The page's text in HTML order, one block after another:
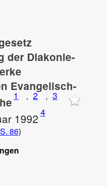
der Diakonie-
Evangelisch-
1 , 2 , 3
1992 4
86)